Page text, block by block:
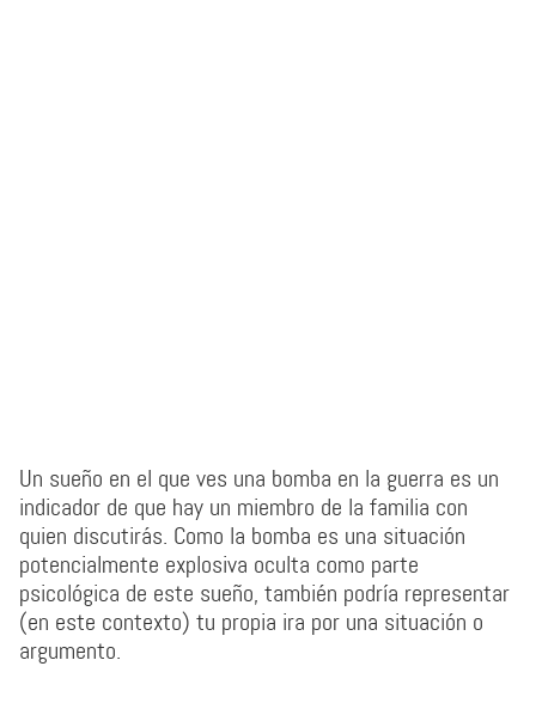
Un sueño en el que ves una bomba en la guerra es un
indicador de que hay un miembro de la familia con
quien discutirás. Como la bomba es una situación
potencialmente explosiva oculta como parte
psicológica de este sueño, también podría representar
(en este contexto) tu propia ira por una situación o
argumento.